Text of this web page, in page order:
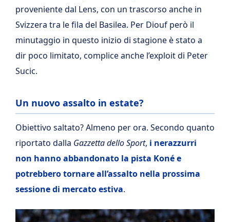
proveniente dal Lens, con un trascorso anche in
Svizzera tra le fila del Basilea. Per Diouf però il
minutaggio in questo inizio di stagione è stato a
dir poco limitato, complice anche l’exploit di Peter
Sucic.
Un nuovo assalto in estate?
Obiettivo saltato? Almeno per ora. Secondo quanto
riportato dalla Gazzetta dello Sport, i nerazzurri
non hanno abbandonato la pista Koné e
potrebbero tornare all’assalto nella prossima
sessione di mercato estiva.